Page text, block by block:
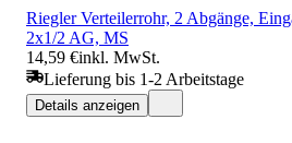
Riegler Verteilerrohr, 2 Abgänge,
2x1/2 AG, MS
14,59 €inkl. MwSt.
Lieferung bis 1-2 Arbeitstage
Details anzeigen